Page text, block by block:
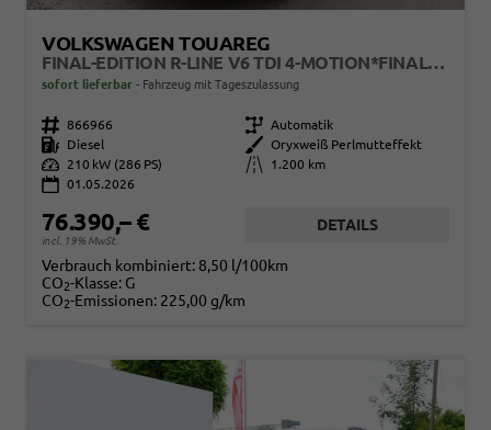
VOLKSWAGEN TOUAREG
FINAL-EDITION R-LINE V6 TDI 4-MOTION*FINAL-EDITION*AHK-SCHWENKBAR*NAVI*ACC*PDC*LED*SHZ*21-ZOLL
sofort lieferbar Fahrzeug mit Tageszulassung
Fahrzeugnr. 866966 Getriebe Automatik
Kraftstoff
Diesel Außenfarbe
Oryxweiß Perlmutteffekt
Leistung
210 kW (286 PS) Kilometerstand
1.200 km
01.05.2026
76.390,– €
incl. 19% MwSt.
DETAILS
Verbrauch kombiniert: 8,50 l/100km
CO2-Klasse: G
CO2-Emissionen: 225,00 g/km